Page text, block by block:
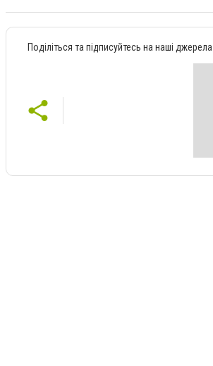
Поділіться та підписуйтесь на наші джерела